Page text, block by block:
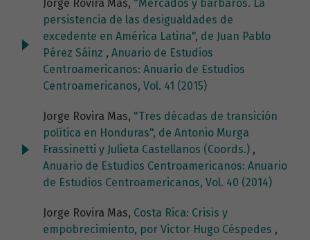
Jorge Rovira Mas, "Mercados y bárbaros. La
persistencia de las desigualdades de
excedente en América Latina", de Juan Pablo
Pérez Sáinz , Anuario de Estudios
Centroamericanos: Anuario de Estudios
Centroamericanos, Vol. 41 (2015)
Jorge Rovira Mas, "Tres décadas de transición
política en Honduras", de Antonio Murga
Frassinetti y Julieta Castellanos (Coords.) ,
Anuario de Estudios Centroamericanos: Anuario
de Estudios Centroamericanos, Vol. 40 (2014)
Jorge Rovira Mas, Costa Rica: Crisis y
empobrecimiento, por Victor Hugo Céspedes ,